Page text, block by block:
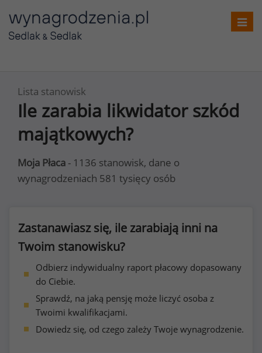
Lista stanowisk
Ile zarabia likwidator szkód
majątkowych?
Moja Płaca - 1136 stanowisk, dane o
wynagrodzeniach 581 tysięcy osób
Zastanawiasz się, ile zarabiają inni na
Twoim stanowisku?
Odbierz indywidualny raport płacowy dopasowany
do Ciebie.
Sprawdź, na jaką pensję może liczyć osoba z
Twoimi kwalifikacjami.
Dowiedz się, od czego zależy Twoje wynagrodzenie.